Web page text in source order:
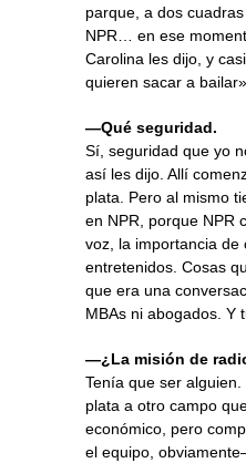
parque, a dos
NPR… en ese
Carolina les dijo, y
quieren sacar a
—Qué seguridad.
Sí, seguridad que yo
así les dijo. Allí
plata. Pero al mismo
en NPR, porque NPR
voz, la importancia
entretenidos. Cosas
que era una
MBAs ni abogados. Y
—¿La misión de
Tenía que ser
plata a otro campo
económico, pero
el equipo,